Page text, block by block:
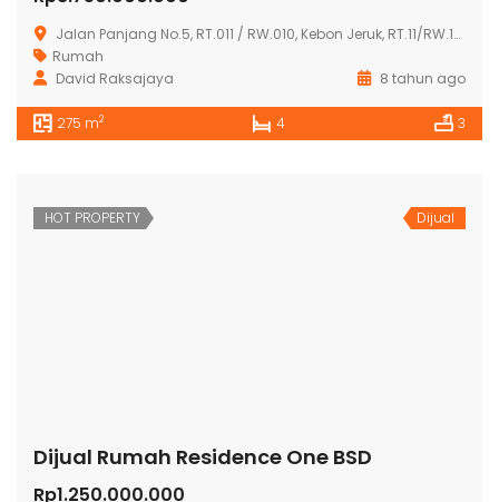
Jalan Panjang No.5, RT.011 / RW.010, Kebon Jeruk, RT.11/RW.10, Kb. Jeruk, Kota Jakarta Barat, Daerah Khusus Ibukota Jakarta 11530, Indonesia
Rumah
David Raksajaya
8 tahun ago
275 m2 4 3
HOT PROPERTY Dijual
Dijual Rumah Residence One BSD
Rp1.250.000.000